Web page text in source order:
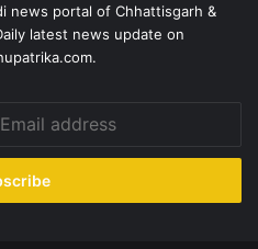
news portal of Chhattisgarh &
latest news update on